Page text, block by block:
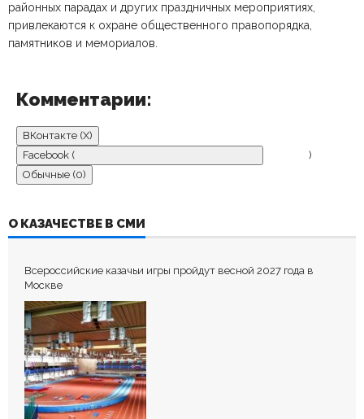
районных парадах и других праздничных мероприятиях,
привлекаются к охране общественного правопорядка,
памятников и мемориалов.
Комментарии:
ВКонтакте (X)
Facebook (
)
Обычные (0)
Пока нет комментариев.
Ваш адрес email не будет опубликован.
помечены*
О КАЗАЧЕСТВЕ В СМИ
Всероссийские казачьи игры пройдут весной 2027 года в
Москве